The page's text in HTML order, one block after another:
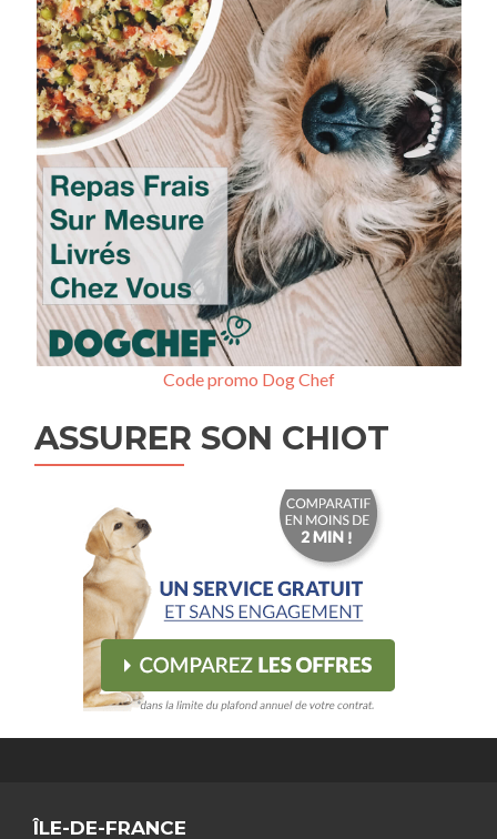
Code promo Dog Chef
ASSURER SON CHIOT
ÎLE-DE-FRANCE